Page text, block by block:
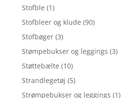
Stofble (1)
Stofbleer og klude (90)
Stofbøger (3)
Stømpebukser og leggings (3)
Støttebælte (10)
Strandlegetøj (5)
Strømpebukser og leggings (1)